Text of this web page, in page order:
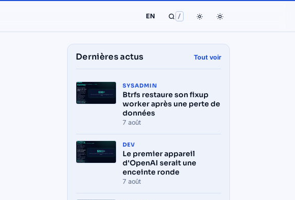
EN /
Dernières actus Tout voir
SYSADMIN
Btrfs restaure son fixup
worker après une perte de
données
7 août
DEV
Le premier appareil
d'OpenAI serait une
enceinte ronde
7 août